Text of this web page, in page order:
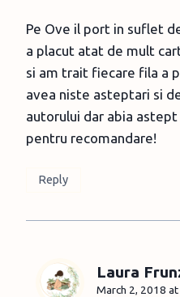
Pe Ove il port in suflet
a placut atat de mult
si am trait fiecare fila a
avea niste asteptari si
autorului dar abia
pentru recomandare!
Reply
Laura
March 2, 2018